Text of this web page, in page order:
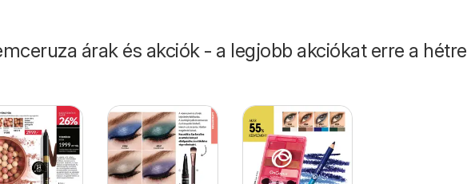
árak és akciók - a legjobb akciókat erre a hétre